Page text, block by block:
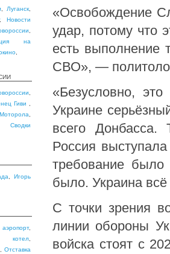
Луганск
,Новости
на
Гиви
Сводки
,Игорь
,
Отставка
«Освобождение
удар, потому что
есть выполнение
СВО», —
«Безусловно,
Украине
всего Донбасса.
Россия
требование
было. Украина
С точки зрения
линии обороны
войска стоят с